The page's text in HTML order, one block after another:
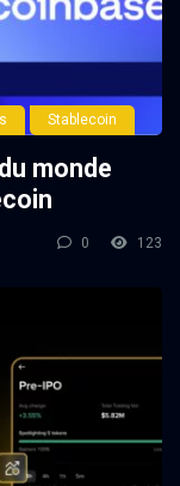
Stablecoin
monde
0 123